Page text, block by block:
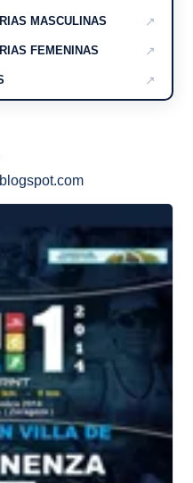
MASCULINAS ↗
FEMENINAS ↗
↗